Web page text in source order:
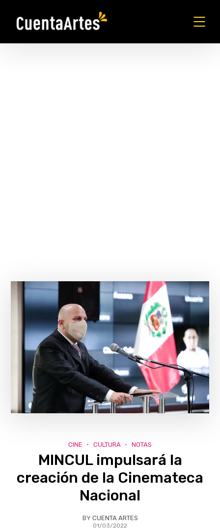
CINE CULTURA NOTAS
MINCUL impulsará la
creación de la Cinemateca
Nacional
BY CUENTA ARTES
01/03/2022